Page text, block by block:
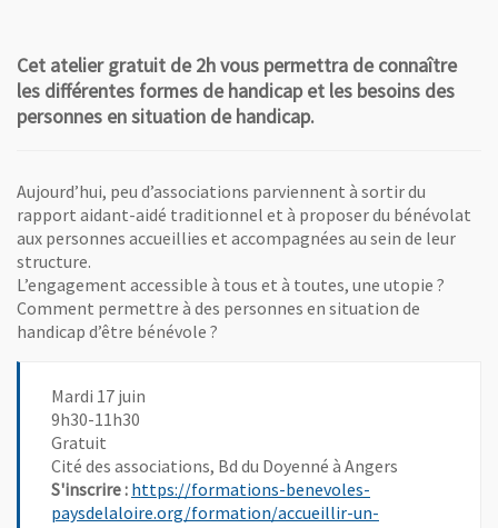
Cet atelier gratuit de 2h vous permettra de connaître
les différentes formes de handicap et les besoins des
personnes en situation de handicap.
Aujourd’hui, peu d’associations parviennent à sortir du
rapport aidant-aidé traditionnel et à proposer du bénévolat
aux personnes accueillies et accompagnées au sein de leur
structure.
L’engagement accessible à tous et à toutes, une utopie ?
Comment permettre à des personnes en situation de
handicap d’être bénévole ?
Mardi 17 juin
9h30-11h30
Gratuit
Cité des associations, Bd du Doyenné à Angers
S'inscrire : https://formations-benevoles-
paysdelaloire.org/formation/accueillir-un-